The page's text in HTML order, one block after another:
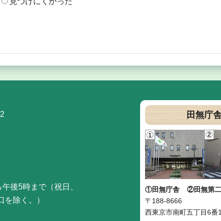
後5時まで（祝日、
除く。）
田無庁
①田無庁舎
②田無第
〒188-8666
西東京市南町五丁目6番